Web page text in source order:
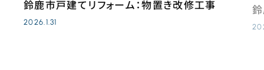
鈴鹿市戸建てリフォーム：物置き改修工事
2026.1.31